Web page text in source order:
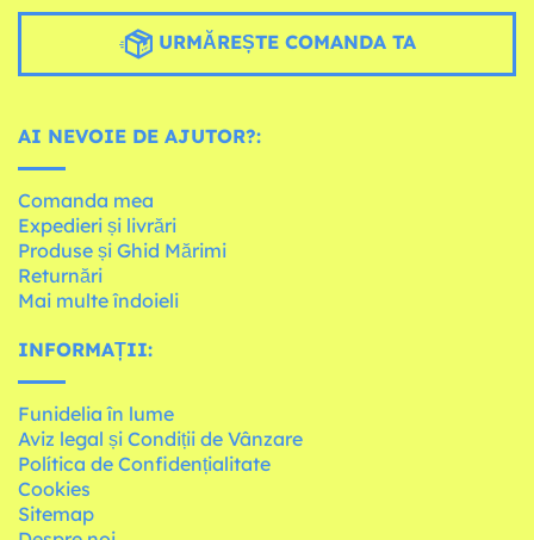
URMĂREȘTE COMANDA TA
AI NEVOIE DE AJUTOR?:
Comanda mea
Expedieri și livrări
Produse și Ghid Mărimi
Returnări
Mai multe îndoieli
INFORMAȚII:
Funidelia în lume
Aviz legal și Condiții de Vânzare
Política de Confidențialitate
Cookies
Sitemap